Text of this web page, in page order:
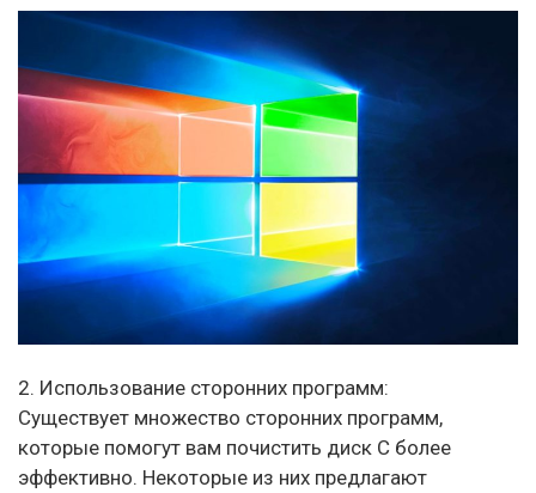
2. Использование сторонних программ:
Существует множество сторонних программ,
которые помогут вам почистить диск C более
эффективно. Некоторые из них предлагают